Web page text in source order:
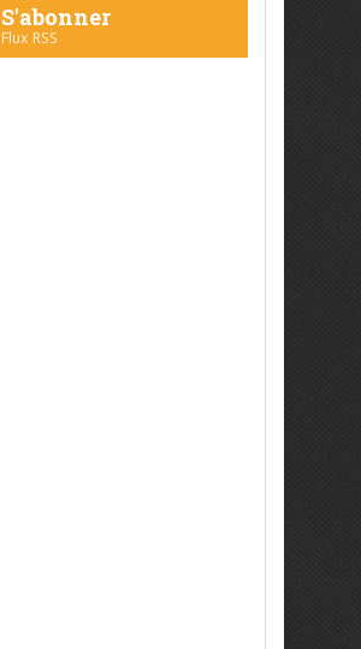
S'abonner
Flux RSS